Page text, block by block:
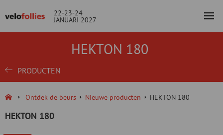
22-23-24
JANUARI 2027
HEKTON 180
PRODUCTEN
Ontdek de beurs Nieuwe producten HEKTON 180
HEKTON 180